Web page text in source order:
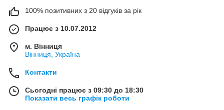
100% позитивних з 20 відгуків за рік
Працює з 10.07.2012
м. Вінниця
Вінниця, Україна
Контакти
Сьогодні працює з 09:30 до 18:30
Показати весь графік роботи